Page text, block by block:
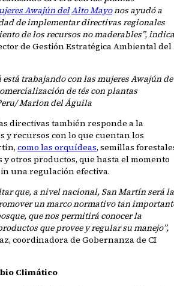
Awajún delAlto Mayonos ayudó a
de implementar directivas regionales
de los recursos no maderables”, indica
de Gestión Estratégica Ambiental del
trabajando con las mujeres Awajún de
de tés con plantas
Marlon del Águila
directivas también responde a la
y recursos con lo que cuentan los
como las orquídeas, semillas
otros productos, que hasta el momento
una regulación efectiva.
que, a nivel nacional, San Martín será la
un marco normativo tan
que nos permitirá conocer la
que provee y regular su manejo”,
coordinadora de Gobernanza de CI
Climático